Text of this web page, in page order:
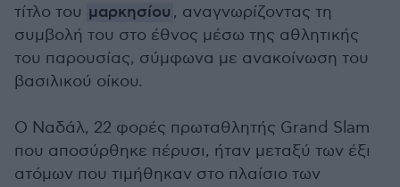
τίτλο του μαρκησίου , αναγνωρίζοντας τη
συμβολή του στο έθνος μέσω της αθλητικής
του παρουσίας, σύμφωνα με ανακοίνωση του
βασιλικού οίκου.
Ο Ναδάλ, 22 φορές πρωταθλητής Grand Slam
που αποσύρθηκε πέρυσι, ήταν μεταξύ των έξι
ατόμων που τιμήθηκαν στο πλαίσιο των